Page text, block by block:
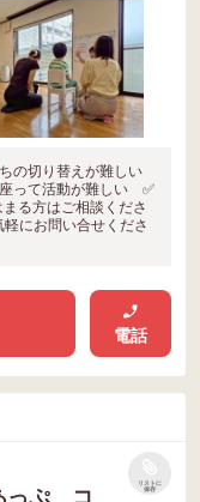
の切り替えが難しい
って活動が難しい ✅
る方はご相談くださ
にお問い合せくださ
電話
っぷ コ
リストに
保存